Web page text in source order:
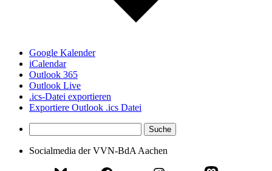
Google Kalender
iCalendar
Outlook 365
Outlook Live
.ics-Datei exportieren
Exportiere Outlook .ics Datei
Socialmedia der VVN-BdA Aachen